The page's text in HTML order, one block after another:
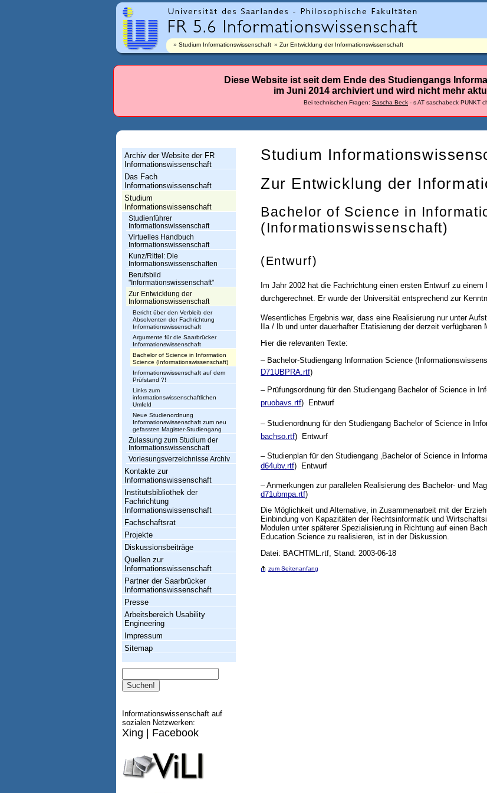
r
l
a
n
s
-
F
a
c
h
r
i
c
h
t
u
g
n
o
m
a
t
i
o
n
s
w
i
s
s
e
n
s
c
h
a
f
Studium Informationswissenschaft Zur Entwicklung der Informationswissenschaft
Diese Website ist seit dem Ende des Studiengangs
im Juni 2014 archiviert und wird nicht mehr
Bei technischen Fragen: Sascha Beck - s AT saschabeck PUNKT
Archiv der Website der FR
Informationswissenschaft
Das Fach
Informationswissenschaft
Studium
Informationswissenschaft
Studienführer
Informationswissenschaft
Virtuelles Handbuch
Informationswissenschaft
Kunz/Rittel: Die
Informationswissenschaften
Berufsbild
"Informationswissenschaft"
Zur Entwicklung der
Informationswissenschaft
Bericht über den Verbleib der
Absolventen der Fachrichtung
Informationswissenschaft
Argumente für die Saarbrücker
Informationswissenschaft
Bachelor of Science in Information
Science (Informationswissenschaft)
Informationswissenschaft auf dem
Prüfstand ?!
Links zum
informationswissenschaftlichen
Umfeld
Neue Studienordnung
Informationswissenschaft zum neu
gefassten Magister-Studiengang
Zulassung zum Studium der
Informationswissenschaft
Vorlesungsverzeichnisse Archiv
Kontakte zur
Informationswissenschaft
Institutsbibliothek der
Fachrichtung
Informationswissenschaft
Fachschaftsrat
Projekte
Diskussionsbeiträge
Quellen zur
Informationswissenschaft
Partner der Saarbrücker
Informationswissenschaft
Presse
Arbeitsbereich Usability
Engineering
Impressum
Sitemap
Informationswissenschaft auf
sozialen Netzwerken:
Xing Facebook
Studium
Zur Entwicklung der
Bachelor of Science in
(Informationswissenschaft)
(Entwurf)
Im Jahr 2002 hat die Fachrichtung einen ersten Entwurf zu einem
durchgerechnet. Er wurde der Universität entsprechend zur
Wesentliches Ergebnis war, dass eine Realisierung nur unter
IIa / Ib und unter dauerhafter Etatisierung der derzeit
Hier die relevanten Texte:
– Bachelor-Studiengang Information Science
D71UBPRA.rtf)
– Prüfungsordnung für den Studiengang Bachelor of Science in
pruobavs.rtf)  Entwurf 
– Studienordnung für den Studiengang Bachelor of Science in
bachso.rtf)  Entwurf 
– Studienplan für den Studiengang ‚Bachelor of Science in
d64ubv.rtf)  Entwurf 
– Anmerkungen zur parallelen Realisierung des Bachelor- und
d71ubmpa.rtf)
Die Möglichkeit und Alternative, in Zusammenarbeit mit der
Einbindung von Kapazitäten der Rechtsinformatik und
Modulen unter späterer Spezialisierung in Richtung auf einen
Education Science zu realisieren, ist in der Diskussion.
Datei: BACHTML.rtf, Stand: 2003-06-18
zum Seitenanfang